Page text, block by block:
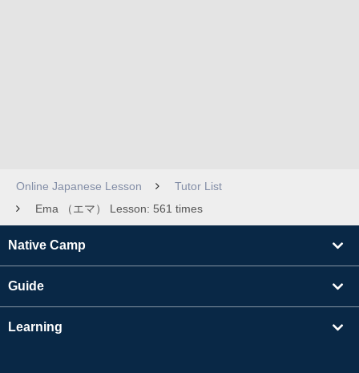
Online Japanese Lesson
Tutor List
Ema （エマ） Lesson: 561 times
Native Camp
Guide
Learning